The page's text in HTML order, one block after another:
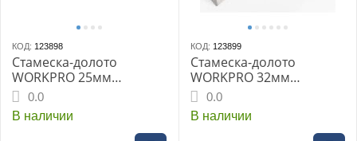
КОД: 123898
Стамеска-долото
WORKPRO 25мм
WP243010 CR-V
кованная сталь
0.0
В наличии
КОД: 123899
Стамеска-долото
WORKPRO 32мм
WP243011 CR-V
кованная сталь
0.0
В наличии